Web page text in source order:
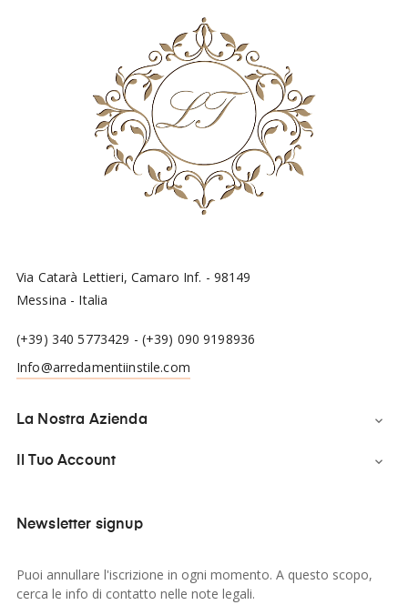
Via Catarà Lettieri, Camaro Inf. - 98149
Messina - Italia
(+39) 340 5773429 - (+39) 090 9198936
Info@arredamentiinstile.com
La Nostra Azienda 
Il Tuo Account 
Newsletter signup
Puoi annullare l'iscrizione in ogni momento. A questo scopo,
cerca le info di contatto nelle note legali.